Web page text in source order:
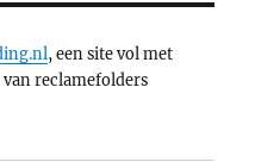
, een site vol met
reclamefolders